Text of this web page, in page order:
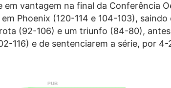
em vantagem na final da Conferência
Phoenix (120-114 e 104-103), saindo
(92-106) e um triunfo (84-80),
116) e de sentenciarem a série, por 4-